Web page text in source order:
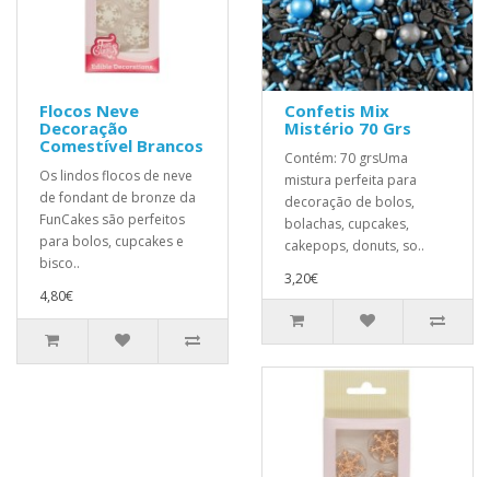
Flocos Neve
Decoração
Comestível Brancos
Os lindos flocos de neve
de fondant de bronze da
FunCakes são perfeitos
para bolos, cupcakes e
bisco..
4,80€
Confetis Mix
Mistério 70 Grs
Contém: 70 grsUma
mistura perfeita para
decoração de bolos,
bolachas, cupcakes,
cakepops, donuts, so..
3,20€